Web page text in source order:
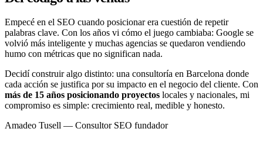
Empecé en el SEO cuando posicionar era cuestión de repetir
palabras clave. Con los años vi cómo el juego cambiaba: Google se
volvió más inteligente y muchas agencias se quedaron vendiendo
humo con métricas que no significan nada.
Decidí construir algo distinto: una consultoría en Barcelona donde
cada acción se justifica por su impacto en el negocio del cliente. Con
más de 15 años posicionando proyectos locales y nacionales, mi
compromiso es simple: crecimiento real, medible y honesto.
Amadeo Tusell — Consultor SEO fundador